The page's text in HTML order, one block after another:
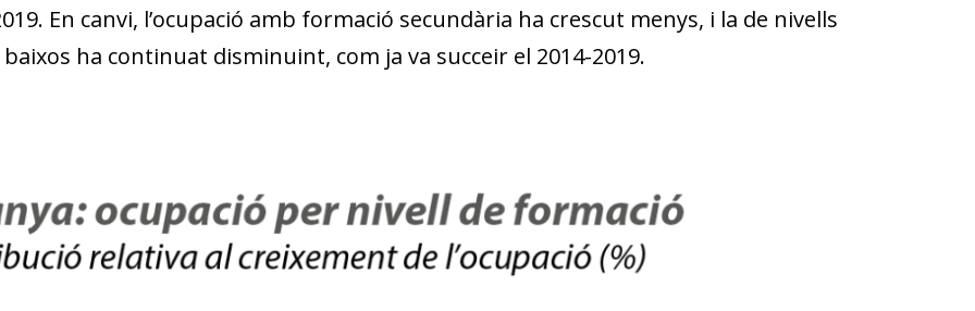
En canvi, l’ocupació amb formació secundària ha crescut menys, i la de nivells
ha continuat disminuint, com ja va succeir el 2014-2019.